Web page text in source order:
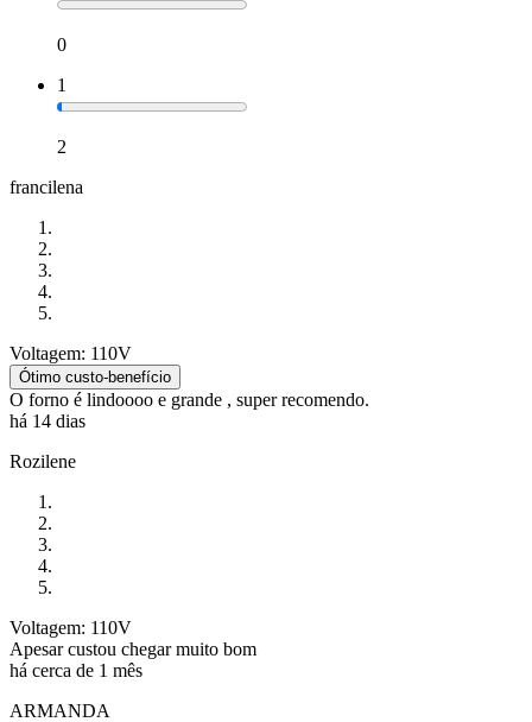
0
1
2
francilena
Voltagem: 110V
Ótimo custo-benefício
O forno é lindoooo e grande , super recomendo.
há 14 dias
Rozilene
Voltagem: 110V
Apesar custou chegar muito bom
há cerca de 1 mês
ARMANDA